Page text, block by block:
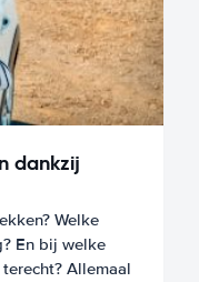
dankzij
Welke
En bij welke
Allemaal